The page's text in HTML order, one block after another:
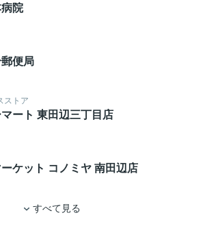
院
便局
ストア
ート 東田辺三丁目店
ケット コノミヤ 南田辺店
すべて見る